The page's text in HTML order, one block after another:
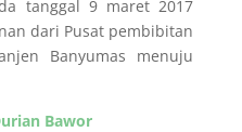
tanggal 9 maret 2017
dari Pusat pembibitan
Banyumas menuju
Bawor